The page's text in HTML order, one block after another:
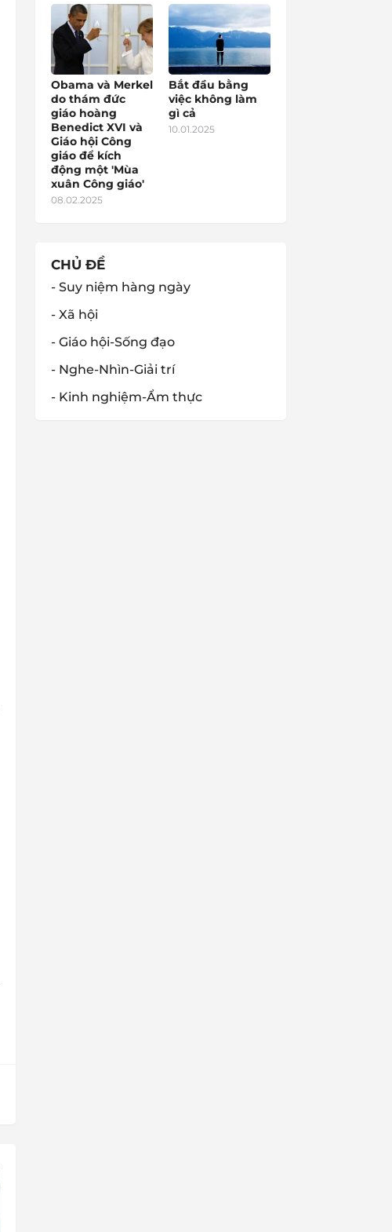
Obama và Merkel
do thám đức
giáo hoàng
Benedict XVI và
Giáo hội Công
giáo để kích
động một 'Mùa
xuân Công giáo'
08.02.2025
Bắt đầu bằng
việc không làm
gì cả
10.01.2025
CHỦ ĐỀ
- Suy niệm hàng ngày
- Xã hội
- Giáo hội-Sống đạo
- Nghe-Nhìn-Giải trí
- Kinh nghiệm-Ẩm thực